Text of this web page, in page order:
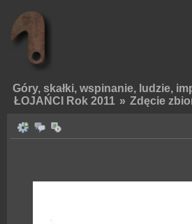
Góry, skałki, wspinanie, ludzie,
ŁOJAŃCI Rok 2011 » Zdęcie